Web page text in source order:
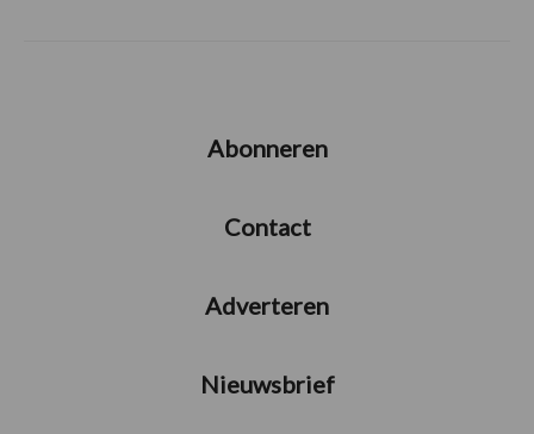
Abonneren
Contact
Adverteren
Nieuwsbrief